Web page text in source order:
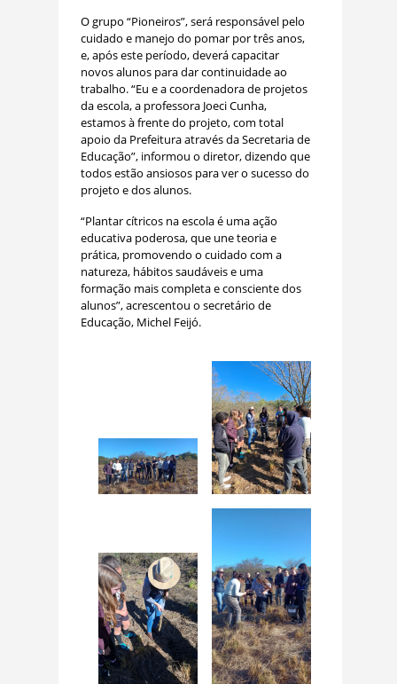
O grupo “Pioneiros”, será responsável pelo
cuidado e manejo do pomar por três anos,
e, após este período, deverá capacitar
novos alunos para dar continuidade ao
trabalho. “Eu e a coordenadora de projetos
da escola, a professora Joeci Cunha,
estamos à frente do projeto, com total
apoio da Prefeitura através da Secretaria de
Educação”, informou o diretor, dizendo que
todos estão ansiosos para ver o sucesso do
projeto e dos alunos.
“Plantar cítricos na escola é uma ação
educativa poderosa, que une teoria e
prática, promovendo o cuidado com a
natureza, hábitos saudáveis e uma
formação mais completa e consciente dos
alunos”, acrescentou o secretário de
Educação, Michel Feijó.